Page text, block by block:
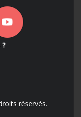
réservés.